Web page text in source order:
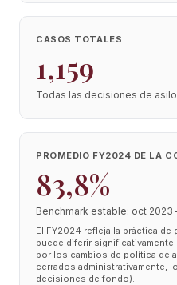
CASOS TOTALES
1,159
Todas las decisiones de
PROMEDIO FY2024 DE LA
83,8%
Benchmark estable: oct 2023
El FY2024 refleja la práctica
puede diferir
por los cambios de política de
cerrados administrativamente,
decisiones de fondo).